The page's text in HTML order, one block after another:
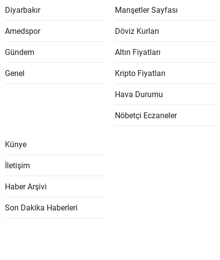
Diyarbakır
Amedspor
Gündem
Genel
Manşetler Sayfası
Döviz Kurları
Altın Fiyatları
Kripto Fiyatları
Hava Durumu
Nöbetçi Eczaneler
Künye
İletişim
Haber Arşivi
Son Dakika Haberleri